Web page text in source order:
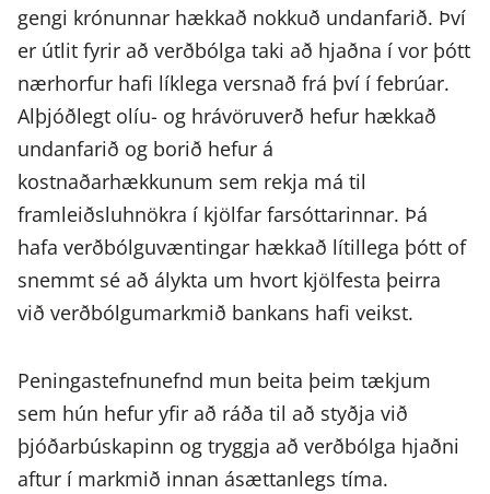
gengi krónunnar hækkað nokkuð undanfarið. Því
er útlit fyrir að verðbólga taki að hjaðna í vor þótt
nærhorfur hafi líklega versnað frá því í febrúar.
Alþjóðlegt olíu- og hrávöruverð hefur hækkað
undanfarið og borið hefur á
kostnaðarhækkunum sem rekja má til
framleiðsluhnökra í kjölfar farsóttarinnar. Þá
hafa verðbólguvæntingar hækkað lítillega þótt of
snemmt sé að álykta um hvort kjölfesta þeirra
við verðbólgumarkmið bankans hafi veikst.
Peningastefnunefnd mun beita þeim tækjum
sem hún hefur yfir að ráða til að styðja við
þjóðarbúskapinn og tryggja að verðbólga hjaðni
aftur í markmið innan ásættanlegs tíma.